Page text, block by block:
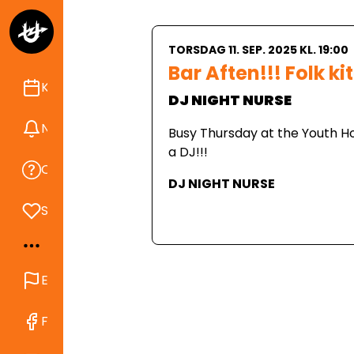
Kalender
Nyheder
Om Ungdomshuset
Støt
English
Find os på Facebook
TORSDAG 11. SEP. 2025 KL. 19:00
Bar Aften!!! Folk
DJ NIGHT NURSE
Busy Thursday at the Youth
a DJ!!!
DJ NIGHT NURSE